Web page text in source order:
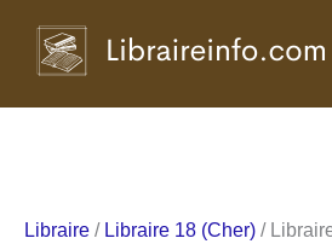
Libraire / Libraire 18 (Cher) /